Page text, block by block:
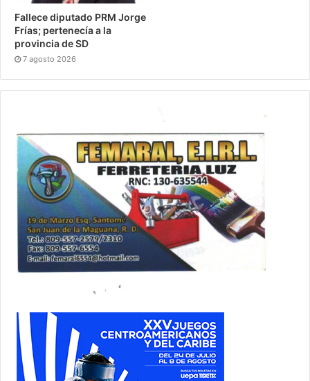
Fallece diputado PRM Jorge
Frías; pertenecía a la
provincia de SD
7 agosto 2026